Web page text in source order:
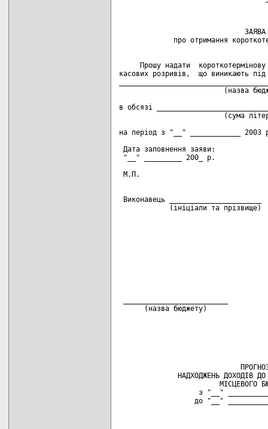
                              ЗАЯВА
про отримання
Прошу надати
касових розривів,  що виникають
(назва
в обсязі
(сума
на період з "__" ____________
Дата заповнення заяви:
"__" _________
М.П.
Виконавець
(ініціали та прізвище)
(назва бюджету)
НАДХОДЖЕНЬ ДОХОДІВ
МІСЦЕВОГО
з "__"
до "__"